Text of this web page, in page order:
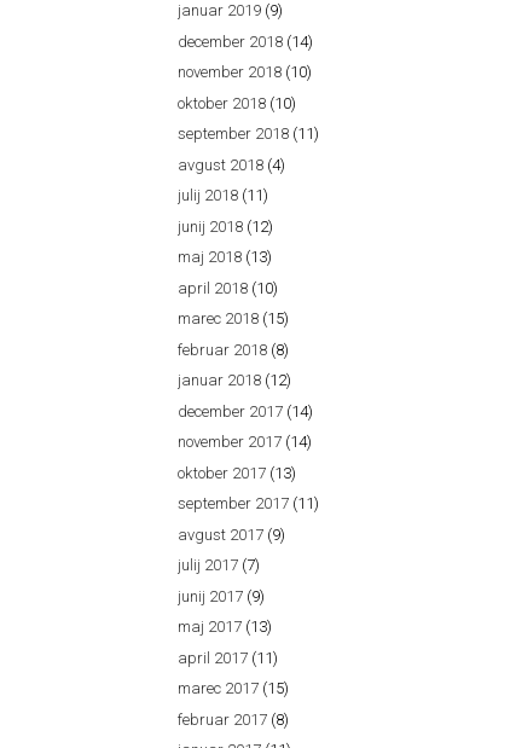
januar 2019 (9)
december 2018 (14)
november 2018 (10)
oktober 2018 (10)
september 2018 (11)
avgust 2018 (4)
julij 2018 (11)
junij 2018 (12)
maj 2018 (13)
april 2018 (10)
marec 2018 (15)
februar 2018 (8)
januar 2018 (12)
december 2017 (14)
november 2017 (14)
oktober 2017 (13)
september 2017 (11)
avgust 2017 (9)
julij 2017 (7)
junij 2017 (9)
maj 2017 (13)
april 2017 (11)
marec 2017 (15)
februar 2017 (8)